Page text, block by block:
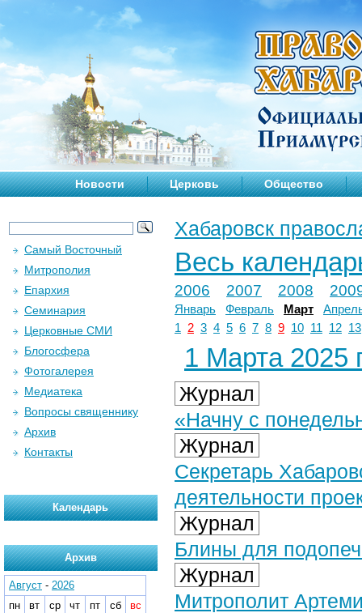
Новости Церковь Общество
Хабаровск
Весь
2006 2007 2008
Январь Февраль Март
1
2 3 4 5 6 7 8 9 10 11 12 13
1 Марта 2025
Журнал
«Начну с
Журнал
Секретарь
деятельности
Журнал
Блины для
Журнал
Митрополит
Самый Восточный
Митрополия
Епархия
Семинария
Церковные СМИ
Блогосфера
Фотогалерея
Медиатека
Вопросы священнику
Архив
Контакты
Календарь
Архив
Август - 2026
пн
вт ср чт пт сб
вс